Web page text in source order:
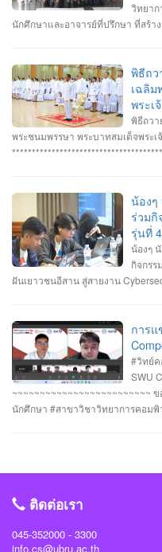
วิทยาก
นักศึกษาและอาจารย์ที่ปรึกษา ที่สร้า
ปลอดภัยทางไซเบอร์ IT RERU
“เปิดโลกวิชาการ 25 ปี มหาวิทยาลัย
Senior #รางวัลชนะเลิศ ทีม Don’t
อาทิตย์ สายกนก นายสุริยา ขันทา ท
ชนะเลิศอันดับที่_1 ทีม MVP นายอัม
รพงษ์ โสระธิ ทำคะแนนได้ 1310 ค
รัตนภักดี MR. SENG SOPHIN นา
จบที่อันดับ 9 จาก 13 ทีมที่เข้าร่วมแ
HACKATHON#1 2025 จัดโดย คณ
ร้อยเอ็ด ร่วมกับสำนักงานคณะกรรม
ชาติ (สกมช.) รายการที่ 2. “การแข่ง
2025” เมื่อวันอังคารที่ 1 และ 8 กร
ในโครงการจำนวน 60 ทีม จัดโดย
วิศวกรรมศาสตร์ มหาวิทยาลัยศรีนค
Center และ บริษัท SEC
เข้าร่วม NCSA CTF Boot Camp
กรกฎาคม 2568 นายอาทิตย์ สายกน
ทำคะแนนรายบุคคลสูงสุด (3400 ค
พิธีถว
เฉลิม
พระเ
พิธีถวา
พระชนมพรรษา พระบาทสมเด็จพระเ
พระเจ้าอยู่หัว เนื่องในโอกาสมหามง
หอประชุมไพรพะยอม มหาวิทยาลัย
ศาสตราจารย์ธรรมรักษ์ ละอองนวล
ชัยมงคลและวางพานพุ่มทอง-พานพุ่
#มหาวิทยาลัยแห่งความสุข #มหาวิ
น้องๆ
ร่วมกิ
รุ่นที่ 4
น้องๆ
กิจกรร
ฝันเยาวชนอีสาน สู่สายงาน
การแ
#วิทย์ค
SWU
นักศึกษา #สาขาวิชาวิทยาการคอมพิ
24 สถาบันการศึกษา รวมทีมมาเข้า
#มหาวิทยาลัยราชภัฏอุบลราชธานี
ติดต่อเรา
045-352000 - 3300
info.cs@ubru.ac.th